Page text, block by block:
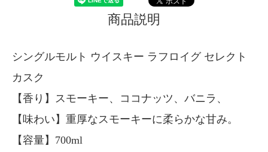
商品説明
シングルモルト ウイスキー ラフロイグ セレクト
カスク
【香り】スモーキー、ココナッツ、バニラ、
【味わい】重厚なスモーキーに柔らかな甘み。
【容量】700ml